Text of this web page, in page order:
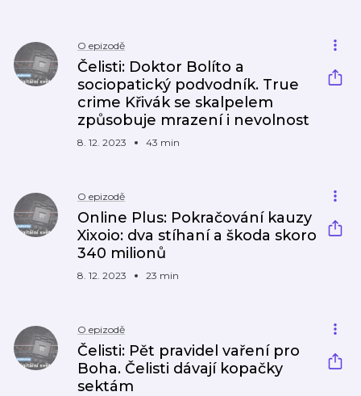
O epizodě
Čelisti: Doktor Bolíto a
sociopatický podvodník. True
crime Křivák se skalpelem
způsobuje mrazení i nevolnost
8. 12. 2023 43 min
O epizodě
Online Plus: Pokračování kauzy
Xixoio: dva stíhaní a škoda skoro
340 milionů
8. 12. 2023 23 min
O epizodě
Čelisti: Pět pravidel vaření pro
Boha. Čelisti dávají kopačky
sektám